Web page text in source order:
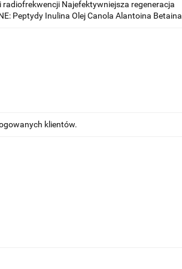
Najefektywniejsza regeneracja
Peptydy Inulina Olej Canola Alantoina Betaina
klientów.